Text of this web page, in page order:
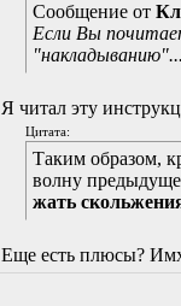
Сообщение от
Если Вы
Я читал эту
Цитата:
Таким образом,
волну
жать
Еще есть плюсы?